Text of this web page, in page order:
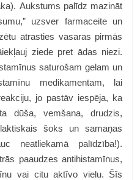
Aukstums palīdz mazināt
uzsver farmaceite un
atrasties vasaras pirmās
ziede pret ādas niezi.
saturošam gelam un
medikamentam, lai
jo pastāv iespēja, ka
dūša, vemšana, drudzis,
šoks un samaņas
neatliekamā palīdzība!).
paaudzes antihistamīnus,
vai citu aktīvo vielu. Šīs